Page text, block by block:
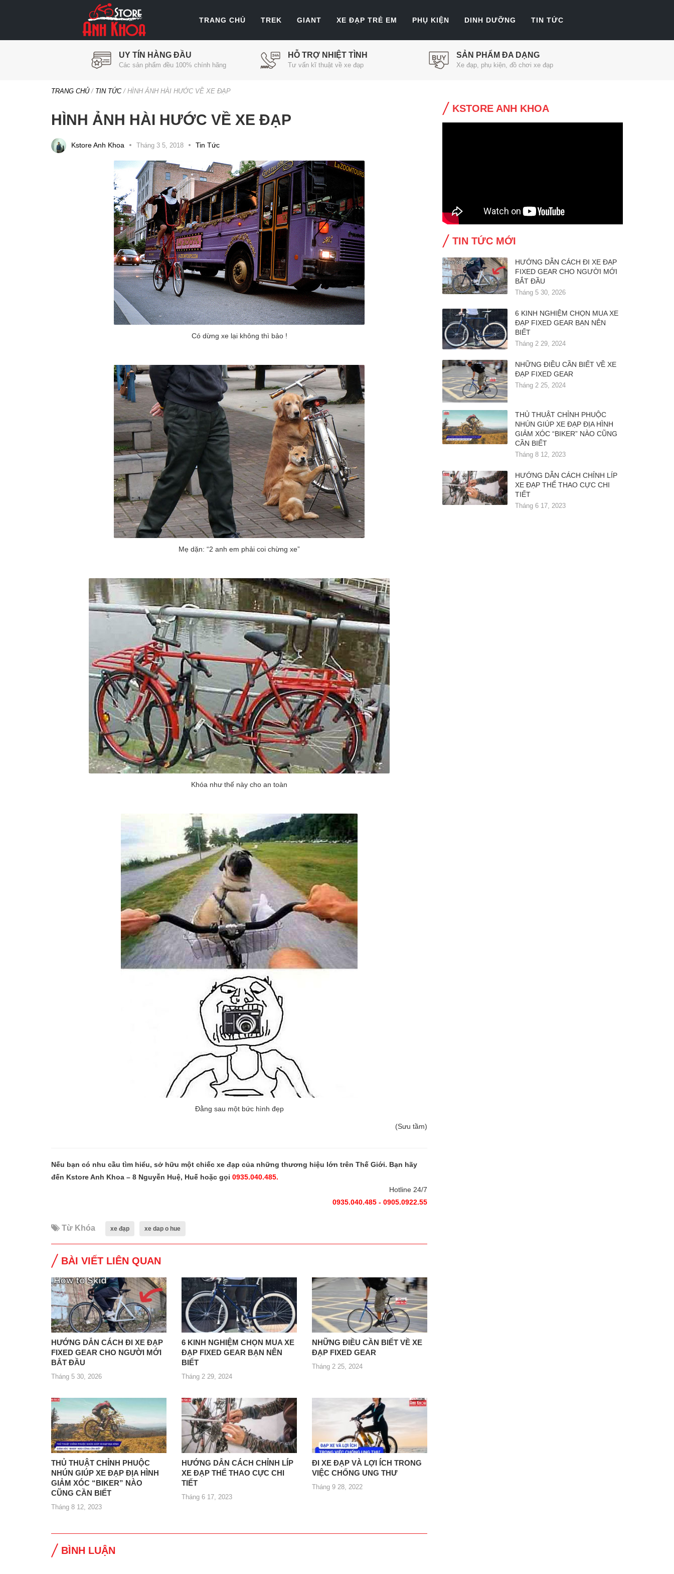
TRANG CHỦ TREK GIANT XE ĐẠP TRẺ EM PHỤ KIỆN DINH DƯỠNG TIN TỨC
UY TÍN HÀNG ĐẦU
Các sản phẩm đều 100% chính hãng
HỖ TRỢ NHIỆT TÌNH
Tư vấn kĩ thuật về xe đạp
SẢN PHẨM ĐA DẠNG
Xe đạp, phụ kiện, đồ chơi xe đạp
TRANG CHỦ/ TIN TỨC/ HÌNH ẢNH HÀI HƯỚC VỀ XE ĐẠP
HÌNH ẢNH HÀI HƯỚC VỀ XE ĐẠP
Kstore Anh Khoa Tháng 3 5, 2018 Categories
Tin Tức
Có dừng xe lại không thì bảo !
Mẹ dặn: “2 anh em phải coi chừng xe”
Khóa như thế này cho an toàn
Đằng sau một bức hình đẹp
(Sưu tầm)
Nếu bạn có nhu cầu tìm hiểu, sở hữu một chiếc xe đạp của những thương hiệu lớn trên Thế Giới. Bạn hãy
đến Kstore Anh Khoa – 8 Nguyễn Huệ, Huế hoặc gọi 0935.040.485.
Hotline 24/7
0935.040.485 - 0905.0922.55
Từ Khóa xe đạp xe dap o hue
BÀI VIẾT LIÊN QUAN
HƯỚNG DẪN CÁCH ĐI XE ĐẠP
FIXED GEAR CHO NGƯỜI MỚI
BẮT ĐẦU
Tháng 5 30, 2026
6 KINH NGHIỆM CHỌN MUA XE
ĐẠP FIXED GEAR BẠN NÊN
BIẾT
Tháng 2 29, 2024
NHỮNG ĐIỀU CẦN BIẾT VỀ XE
ĐẠP FIXED GEAR
Tháng 2 25, 2024
THỦ THUẬT CHỈNH PHUỘC
NHÚN GIÚP XE ĐẠP ĐỊA HÌNH
GIẢM XÓC “BIKER” NÀO
CŨNG CẦN BIẾT
Tháng 8 12, 2023
HƯỚNG DẪN CÁCH CHỈNH LÍP
XE ĐẠP THỂ THAO CỰC CHI
TIẾT
Tháng 6 17, 2023
ĐI XE ĐẠP VÀ LỢI ÍCH TRONG
VIỆC CHỐNG UNG THƯ
Tháng 9 28, 2022
BÌNH LUẬN
KSTORE ANH KHOA
TIN TỨC MỚI
HƯỚNG DẪN CÁCH ĐI XE ĐẠP
FIXED GEAR CHO NGƯỜI MỚI
BẮT ĐẦU
Tháng 5 30, 2026
6 KINH NGHIỆM CHỌN MUA XE
ĐẠP FIXED GEAR BẠN NÊN
BIẾT
Tháng 2 29, 2024
NHỮNG ĐIỀU CẦN BIẾT VỀ XE
ĐẠP FIXED GEAR
Tháng 2 25, 2024
THỦ THUẬT CHỈNH PHUỘC
NHÚN GIÚP XE ĐẠP ĐỊA HÌNH
GIẢM XÓC “BIKER” NÀO CŨNG
CẦN BIẾT
Tháng 8 12, 2023
HƯỚNG DẪN CÁCH CHỈNH LÍP
XE ĐẠP THỂ THAO CỰC CHI
TIẾT
Tháng 6 17, 2023